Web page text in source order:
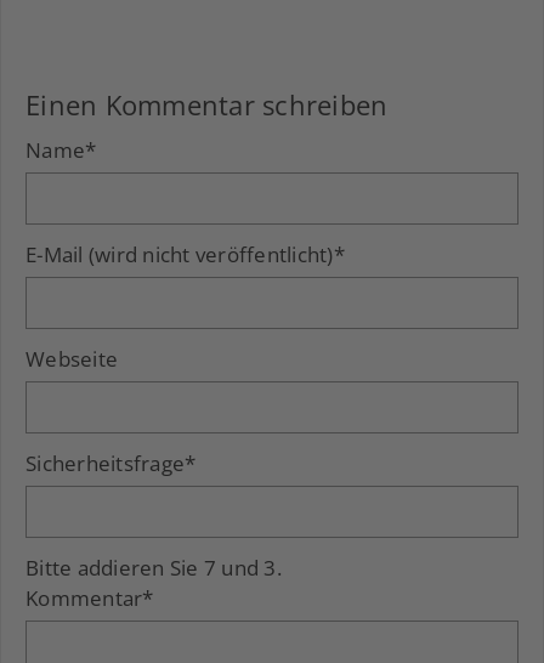
Einen Kommentar schreiben
Name*
E-Mail (wird nicht veröffentlicht)*
Webseite
Sicherheitsfrage*
Bitte addieren Sie 7 und 3.
Kommentar*